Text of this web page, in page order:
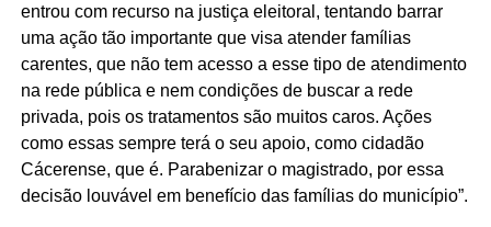
entrou com recurso na justiça eleitoral, tentando barrar
uma ação tão importante que visa atender famílias
carentes, que não tem acesso a esse tipo de atendimento
na rede pública e nem condições de buscar a rede
privada, pois os tratamentos são muitos caros. Ações
como essas sempre terá o seu apoio, como cidadão
Cácerense, que é. Parabenizar o magistrado, por essa
decisão louvável em benefício das famílias do município”.